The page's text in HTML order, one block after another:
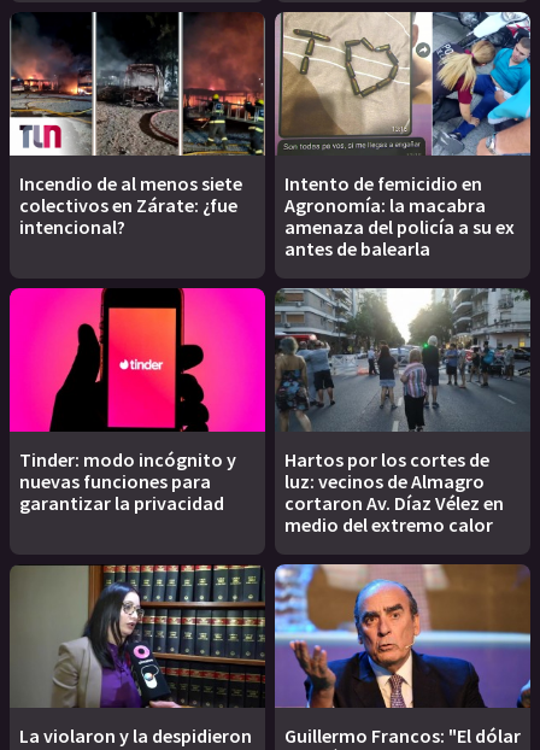
Incendio de al menos siete
colectivos en Zárate: ¿fue
intencional?
Intento de femicidio en
Agronomía: la macabra
amenaza del policía a su ex
antes de balearla
Tinder: modo incógnito y
nuevas funciones para
garantizar la privacidad
Hartos por los cortes de
luz: vecinos de Almagro
cortaron Av. Díaz Vélez en
medio del extremo calor
La violaron y la despidieron
Guillermo Francos: "El dólar